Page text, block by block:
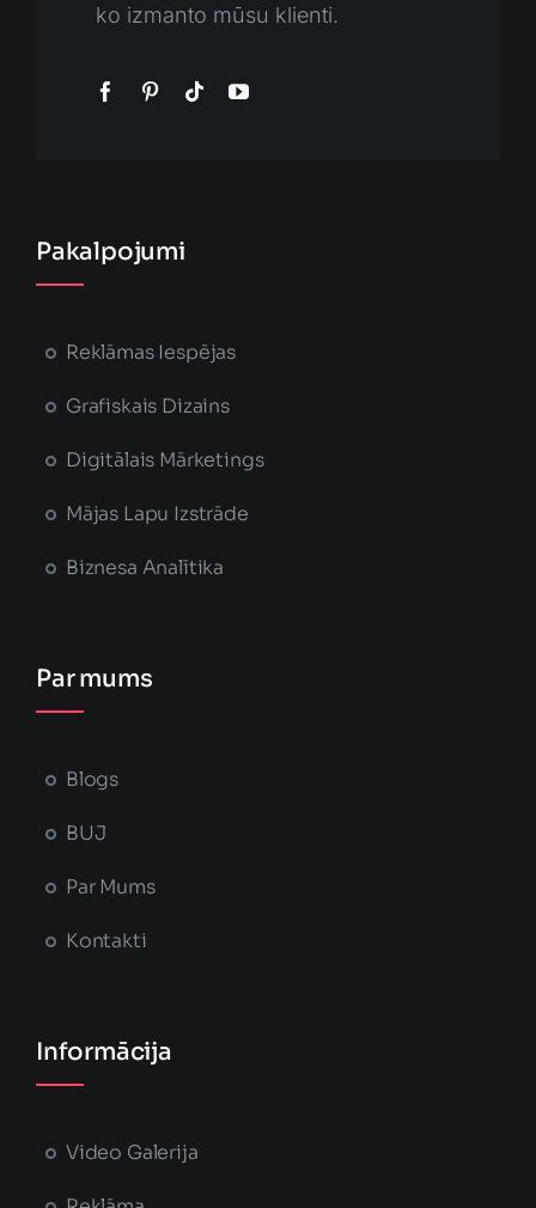
ko izmanto mūsu klienti.
Pakalpojumi
Reklāmas Iespējas
Grafiskais Dizains
Digitālais Mārketings
Mājas Lapu Izstrāde
Biznesa Analītika
Par mums
Blogs
BUJ
Par Mums
Kontakti
Informācija
Video Galerija